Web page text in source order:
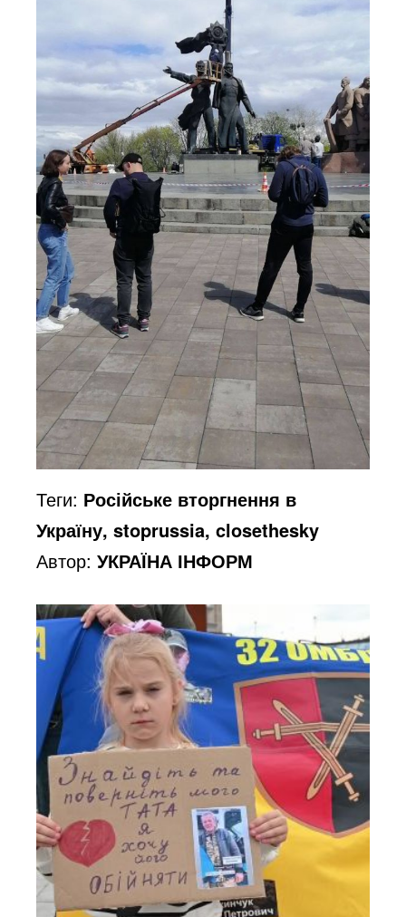
Теги: Російське вторгнення в
Україну, stoprussia, closethesky
Автор:УКРАЇНА ІНФОРМ